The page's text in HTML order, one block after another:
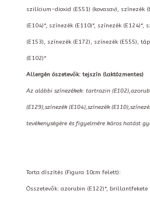
szilícium-dioxid (E551) (kovasav), színezék
(E104)*, színezék (E110)*, színezék (E124)*,
(E153), színezék (E172), színezék (E555),
(E102)*
Allergén öszetevők: tejszín (laktózmentes)
Az alábbi színezékek: tartrazin
(E129),színezék (E104),színezék
tevékenységére és figyelmére káros hatást
Torta díszítés (Figura 10cm felett):
Összetevők: azorubin (E122)*, brillantfekete